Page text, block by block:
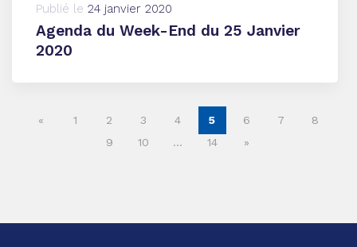
Publié le 24 janvier 2020
Agenda du Week-End du 25 Janvier
2020
« 1 2 3 4 5 6 7
8
9
10 … 14 »